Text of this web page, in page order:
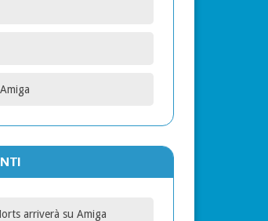
arriverà su Amiga